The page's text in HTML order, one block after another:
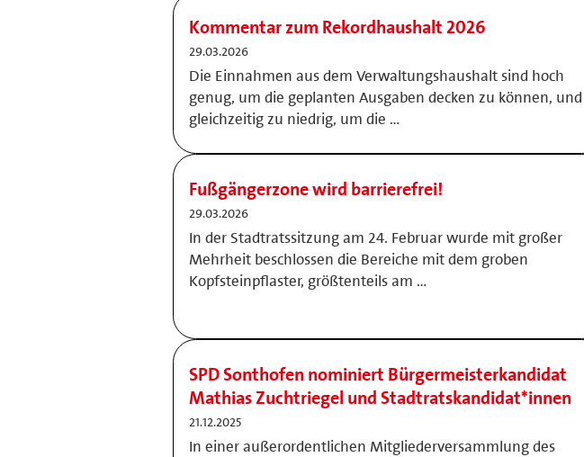
Kommentar zum Rekordhaushalt 2026
29.03.2026
Die Einnahmen aus dem Verwaltungshaushalt sind hoch
genug, um die geplanten Ausgaben decken zu können, und
gleichzeitig zu niedrig, um die …
Fußgängerzone wird barrierefrei!
29.03.2026
In der Stadtratssitzung am 24. Februar wurde mit großer
Mehrheit beschlossen die Bereiche mit dem groben
Kopfsteinpflaster, größtenteils am …
SPD Sonthofen nominiert Bürgermeisterkandidat
Mathias Zuchtriegel und Stadtratskandidat*innen
21.12.2025
In einer außerordentlichen Mitgliederversammlung des